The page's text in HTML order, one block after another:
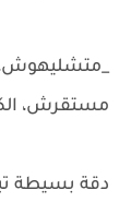
مستقرش،
دقة بسيطة